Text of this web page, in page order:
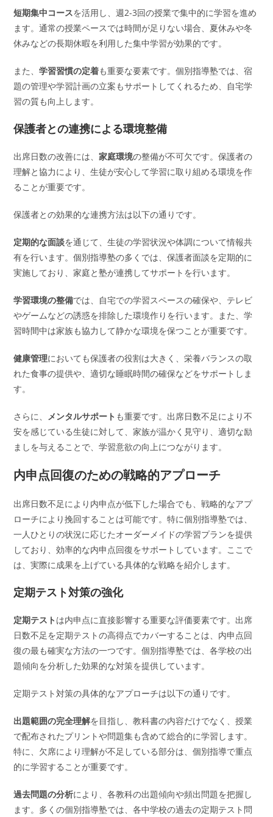
短期集中コースを活用し、週2-3回の授業で集中的に学習を進め
ます。通常の授業ペースでは時間が足りない場合、夏休みや冬
休みなどの長期休暇を利用した集中学習が効果的です。
また、学習習慣の定着も重要な要素です。個別指導塾では、宿
題の管理や学習計画の立案もサポートしてくれるため、自宅学
習の質も向上します。
保護者との連携による環境整備
出席日数の改善には、家庭環境の整備が不可欠です。保護者の
理解と協力により、生徒が安心して学習に取り組める環境を作
ることが重要です。
保護者との効果的な連携方法は以下の通りです。
定期的な面談を通じて、生徒の学習状況や体調について情報共
有を行います。個別指導塾の多くでは、保護者面談を定期的に
実施しており、家庭と塾が連携してサポートを行います。
学習環境の整備では、自宅での学習スペースの確保や、テレビ
やゲームなどの誘惑を排除した環境作りを行います。また、学
習時間中は家族も協力して静かな環境を保つことが重要です。
健康管理においても保護者の役割は大きく、栄養バランスの取
れた食事の提供や、適切な睡眠時間の確保などをサポートしま
す。
さらに、 メンタルサポート も重要です。出席日数不足により不
安を感じている生徒に対して、家族が温かく見守り、適切な励
ましを与えることで、学習意欲の向上につながります。
内申点回復のための戦略的アプローチ
出席日数不足により内申点が低下した場合でも、戦略的なアプ
ローチにより挽回することは可能です。特に個別指導塾では、
一人ひとりの状況に応じたオーダーメイドの学習プランを提供
しており、効率的な内申点回復をサポートしています。ここで
は、実際に成果を上げている具体的な戦略を紹介します。
定期テスト対策の強化
定期テスト は内申点に直接影響する重要な評価要素です。出席
日数不足を定期テストの高得点でカバーすることは、内申点回
復の最も確実な方法の一つです。個別指導塾では、各学校の出
題傾向を分析した効果的な対策を提供しています。
定期テスト対策の具体的なアプローチは以下の通りです。
出題範囲の完全理解を目指し、教科書の内容だけでなく、授業
で配布されたプリントや問題集も含めて総合的に学習します。
特に、欠席により理解が不足している部分は、個別指導で重点
的に学習することが重要です。
過去問題の分析により、各教科の出題傾向や頻出問題を把握し
ます。多くの個別指導塾では、各中学校の過去の定期テスト問